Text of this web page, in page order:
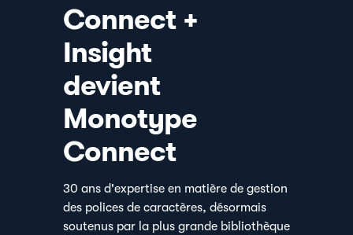
Connect +
Insight
devient
Monotype
Connect
30 ans d'expertise en matière de gestion
des polices de caractères, désormais
soutenus par la plus grande bibliothèque